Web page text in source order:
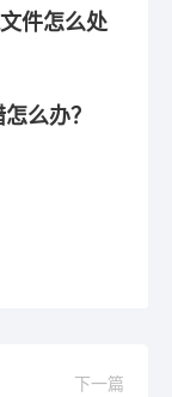
件怎么处
么办？
下一篇